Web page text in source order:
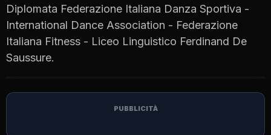
Diplomata Federazione Italiana Danza Sportiva -
International Dance Association - Federazione
Italiana Fitness - Liceo Linguistico Ferdinand De
Saussure.
PUBBLICITÀ